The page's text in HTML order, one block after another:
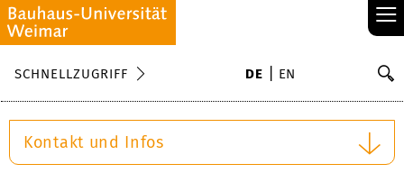
≡
SCHNELLZUGRIFF DE EN
Kontakt und Infos